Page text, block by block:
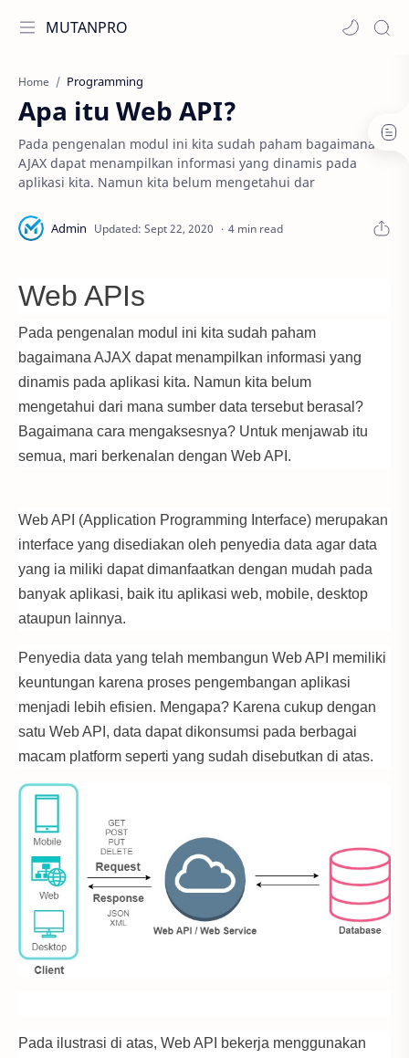
MUTANPRO
Home Programming
Apa itu Web API?
Pada pengenalan modul ini kita sudah paham bagaimana
AJAX dapat menampilkan informasi yang dinamis pada
aplikasi kita. Namun kita belum mengetahui dar
4 min read
Web APIs
Pada pengenalan modul ini kita sudah paham
bagaimana AJAX dapat menampilkan informasi yang
dinamis pada aplikasi kita. Namun kita belum
mengetahui dari mana sumber data tersebut berasal?
Bagaimana cara mengaksesnya? Untuk menjawab itu
semua, mari berkenalan dengan Web API.
Web API (Application Programming Interface) merupakan
interface yang disediakan oleh penyedia data agar data
yang ia miliki dapat dimanfaatkan dengan mudah pada
banyak aplikasi, baik itu aplikasi web, mobile, desktop
ataupun lainnya.
Penyedia data yang telah membangun Web API memiliki
keuntungan karena proses pengembangan aplikasi
menjadi lebih efisien. Mengapa? Karena cukup dengan
satu Web API, data dapat dikonsumsi pada berbagai
macam platform seperti yang sudah disebutkan di atas.
Pada ilustrasi di atas, Web API bekerja menggunakan